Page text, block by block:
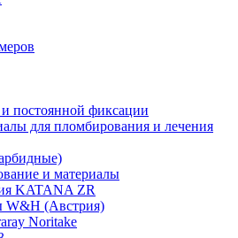
постоянной фиксации
для пломбирования и лечения
и материалы
KATANA ZR
W&H (Австрия)
Noritake